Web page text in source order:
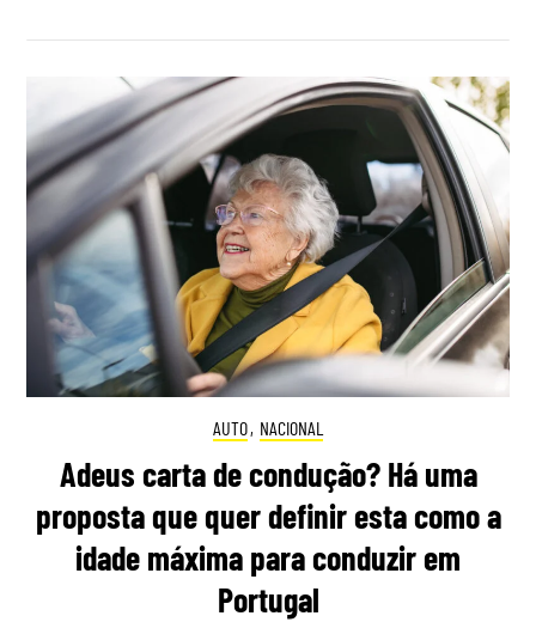
AUTO, NACIONAL
Adeus carta de condução? Há uma
proposta que quer definir esta como a
idade máxima para conduzir em
Portugal